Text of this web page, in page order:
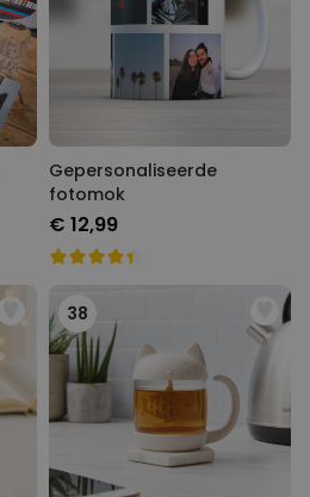
Gepersonaliseerde
fotomok
€ 12,99
38